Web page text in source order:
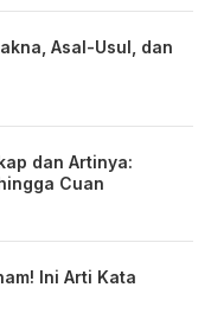
Asal-Usul, dan
dan Artinya:
Cuan
Ini Arti Kata